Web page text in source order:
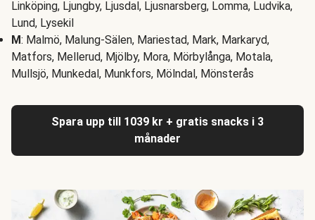
Linköping, Ljungby, Ljusdal, Ljusnarsberg, Lomma, Ludvika,
Lund, Lysekil
M: Malmö, Malung-Sälen, Mariestad, Mark, Markaryd,
Matfors, Mellerud, Mjölby, Mora, Mörbylånga, Motala,
Mullsjö, Munkedal, Munkfors, Mölndal, Mönsterås
Spara upp till 1039 kr + gratis snacks i 3
månader